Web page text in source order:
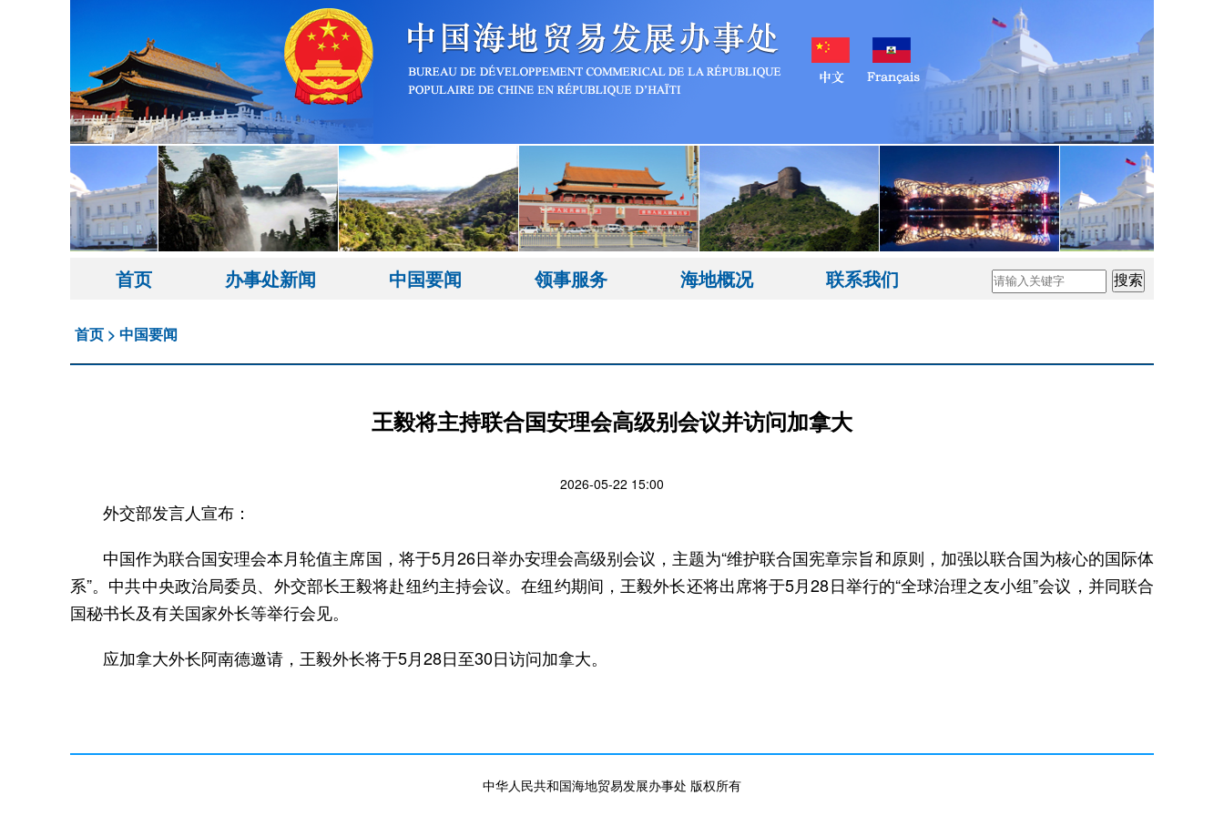
首页 办事处新闻 中国要闻 领事服务 海地概况 联系我们 搜索
首页 > 中国要闻
王毅将主持联合国安理会高级别会议并访问加拿大
2026-05-22 15:00
外交部发言人宣布：
中国作为联合国安理会本月轮值主席国，将于5月26日举办安理会高级别会议，主题为“维护联合国宪章宗旨和原则，加强以联合国为核心的国际体
系”。中共中央政治局委员、外交部长王毅将赴纽约主持会议。在纽约期间，王毅外长还将出席将于5月28日举行的“全球治理之友小组”会议，并同联合
国秘书长及有关国家外长等举行会见。
应加拿大外长阿南德邀请，王毅外长将于5月28日至30日访问加拿大。
中华人民共和国海地贸易发展办事处 版权所有